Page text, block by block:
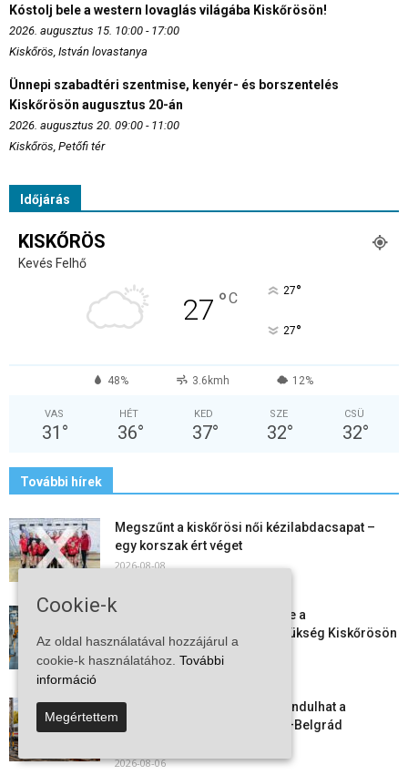
Kóstolj bele a western lovaglás világába Kiskőrösön!
2026. augusztus 15. 10:00 - 17:00
Kiskőrös, István lovastanya
Ünnepi szabadtéri szentmise, kenyér- és borszentelés
Kiskőrösön augusztus 20-án
2026. augusztus 20. 09:00 - 11:00
Kiskőrös, Petőfi tér
Időjárás
KISKŐRÖS
Kevés Felhő
27 °C 27°
27°
48% 3.6kmh 12%
VAS
31 °
HÉT
36°
KED
37°
SZE
32°
CSÜ
32°
További hírek
Megszűnt a kiskőrösi női kézilabdacsapat –
egy korszak ért véget
2026-08-08
Aktuális állásajánlatok: ezekre a
munkavállalókra van most szükség Kiskőrösön
Vitézy Dávid: már ősszel újraindulhat a
személyszállítás a Budapest–Belgrád
2026-08-06
Cookie-k
Az oldal használatával hozzájárul a
cookie-k használatához. További
információ
Megértettem